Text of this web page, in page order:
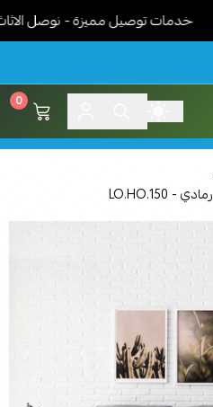
خدمات توصيل مميزة - نوصل الاثاث
0